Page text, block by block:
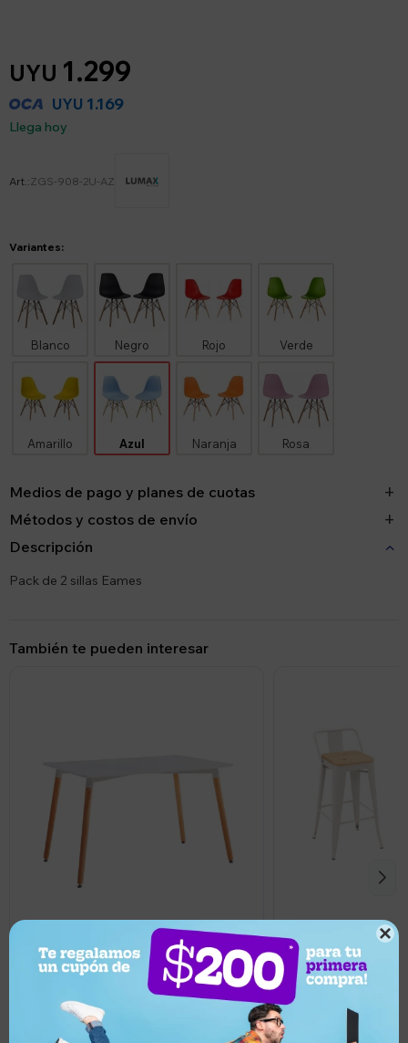

UYU 1.299
UYU 1.169
Llega hoy
ZGS-908-2U-AZ
Variantes:
Blanco Negro Rojo Verde
Amarillo Azul Naranja Rosa
Medios de pago y planes de cuotas
Métodos y costos de envío
Descripción
Pack de 2 sillas Eames
También te pueden interesar
UYU3.149
Mesa Eames Rectangular en Madera
120x80cm
UYU
UYU2.636
Pack 2 Taburetes
Asiento de Madera
Llega hoy